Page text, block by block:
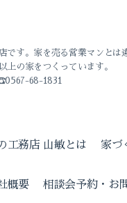
す。家を売る営業マンと
上の家をつくっています。
68-1831
工務店 山敏とは 家づ
概要 相談会予約・お